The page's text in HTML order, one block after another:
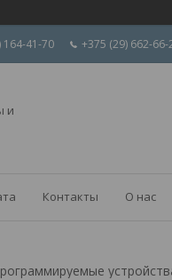
164-41-70 +375 (29) 662-66-
и
Контакты О нас